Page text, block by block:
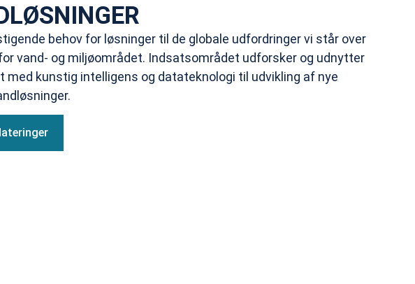
behov for løsninger til de globale udfordringer vi står over
vand- og miljøområdet. Indsatsområdet udforsker og udnytter
med kunstig intelligens og datateknologi til udvikling af nye